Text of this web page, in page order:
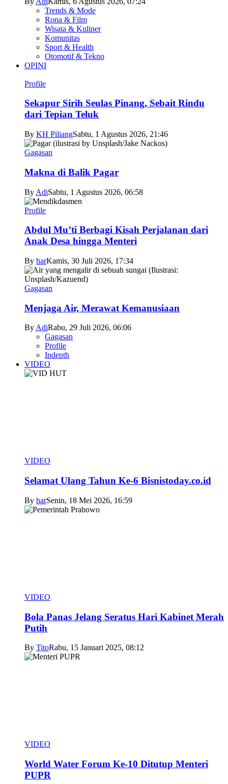
Trends & Mode
Rona & Film
Wisata & Kuliner
Komunitas
Sport & Health
Otomotif & Tekno
OPINI
Profile
Sekapur Sirih Seulas Pinang, Sebait Rindu
dari Tepian Teluk
By KH PiliangSabtu, 1 Agustus 2026, 21:46
Gagasan
Makna di Balik Pagar
By AdiSabtu, 1 Agustus 2026, 06:58
Profile
Abdul Mu’ti Berbagi Kisah Perjalanan dari
Anak Desa hingga Menteri
By harKamis, 30 Juli 2026, 17:34
Gagasan
Menjaga Air, Merawat Kemanusiaan
ByAdiRabu, 29 Juli 2026, 06:06
Gagasan
Profile
Indepth
VIDEO
VIDEO
Selamat Ulang Tahun Ke-6 Bisnistoday.co.id
By harSenin, 18 Mei 2026, 16:59
VIDEO
Bola Panas Jelang Seratus Hari Kabinet Merah
Putih
By TitoRabu, 15 Januari 2025, 08:12
VIDEO
World Water Forum Ke-10 Ditutup Menteri
PUPR